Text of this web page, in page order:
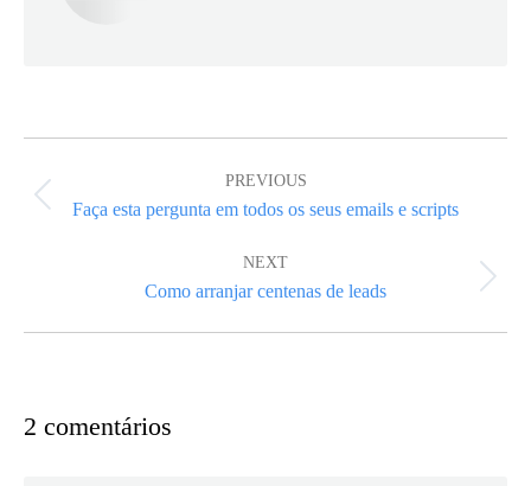
navigation
PREVIOUS
Previous
Faça esta pergunta em todos os seus emails e scripts
NEXT
Next
Como arranjar centenas de leads
2 comentários